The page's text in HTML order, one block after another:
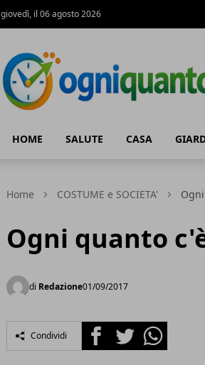
giovedì, il 06 agosto 2026
HOME SALUTE CASA
Home COSTUME e SOCIETA'
Ogni quanto
di Redazione01/09/2017
Condividi FacebookTwitterWhatsapp